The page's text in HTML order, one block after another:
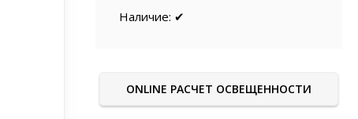
Наличие: ✔
ONLINE РАСЧЕТ ОСВЕЩЕННОСТИ